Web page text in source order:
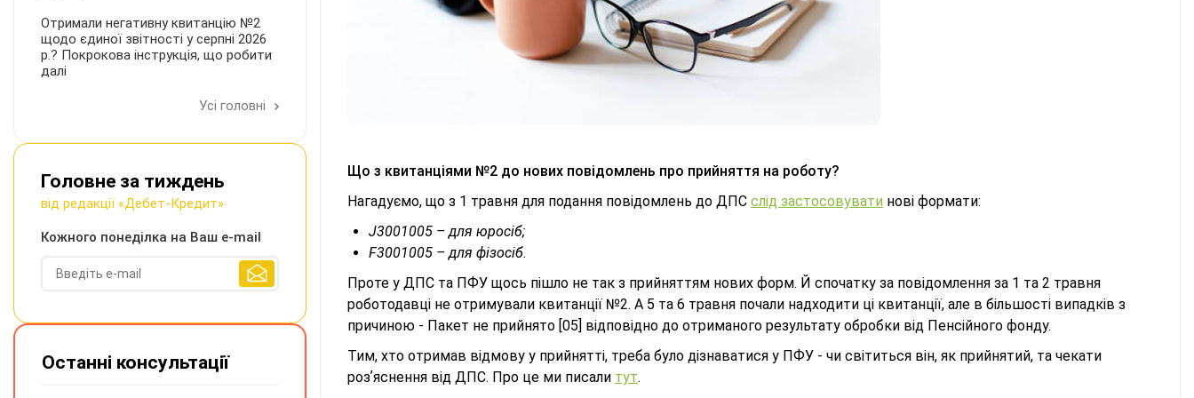
Що з квитанціями №2 до нових повідомлень про прийняття на роботу?
Нагадуємо, що з 1 травня для подання повідомлень до ДПС слід застосовувати нові формати:
J3001005 – для юросіб;
F3001005 – для фізосіб.
Проте у ДПС та ПФУ щось пішло не так з прийняттям нових форм. Й спочатку за повідомлення за 1 та 2 травня
роботодавці не отримували квитанції №2. А 5 та 6 травня почали надходити ці квитанції, але в більшості випадків з
причиною - Пакет не прийнято [05] відповідно до отриманого результату обробки від Пенсійного фонду.
Тим, хто отримав відмову у прийнятті, треба було дізнаватися у ПФУ - чи світиться він, як прийнятий, та чекати
розʼяснення від ДПС. Про це ми писали тут.
Отримали негативну квитанцію №2
щодо єдиної звітності у серпні 2026
р.? Покрокова інструкція, що робити
далі
Усі головні
Головне за тиждень
від редакції «Дебет-Кредит»
Кожного понеділка на Ваш e-mail
Останні консультації